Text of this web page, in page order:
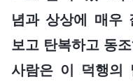
념과 상상에 매우
보고 탄복하고 동
사람은 이 덕행의